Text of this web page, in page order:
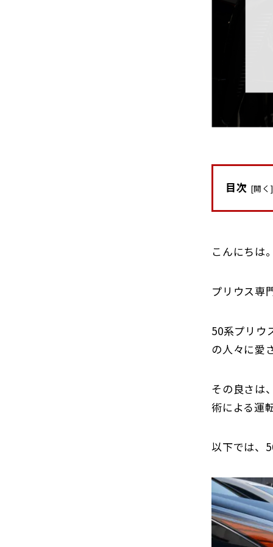
目次 [開く]
こんにちは
プリウス専
50系プリウ
の人々に愛
その良さは
術による運
以下では、